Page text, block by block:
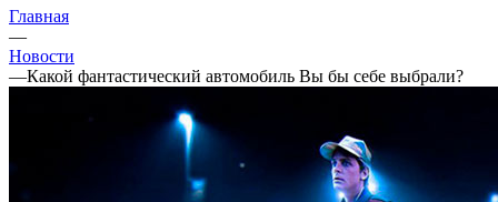
Главная
—
Новости
—Какой фантастический автомобиль Вы бы себе выбрали?